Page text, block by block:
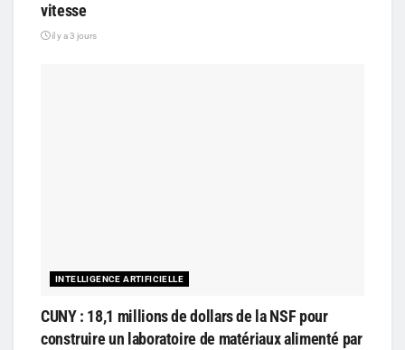
vitesse
il y a 3 jours
INTELLIGENCE ARTIFICIELLE
CUNY : 18,1 millions de dollars de la NSF pour
construire un laboratoire de matériaux alimenté par